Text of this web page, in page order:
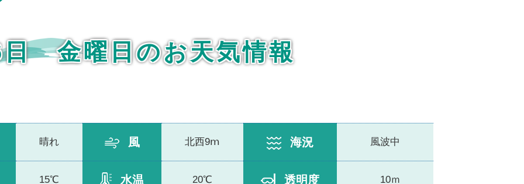
金曜日のお天気情報
晴れ 風 北西9ⅿ 海況 風波中
15℃ 水温 20℃ 透明度 10ｍ